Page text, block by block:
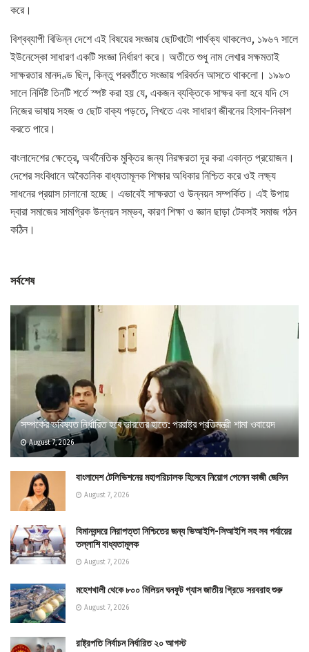
করে।
বিশ্বব্যাপী বিভিন্ন দেশে এই বিষয়ের সংজ্ঞায় ছোটখাটো পার্থক্য থাকলেও, ১৯৬৭ সালে
ইউনেস্কো সাধারণ একটি সংজ্ঞা নির্ধারণ করে। অতীতে শুধু নাম লেখার সক্ষমতাই
সাক্ষরতার মানদণ্ড ছিল, কিন্তু পরবর্তীতে সংজ্ঞায় পরিবর্তন আসতে থাকলো। ১৯৯৩
সালে নির্দিষ্ট তিনটি শর্তে স্পষ্ট করা হয় যে, একজন ব্যক্তিকে সাক্ষর বলা হবে যদি সে
নিজের ভাষায় সহজ ও ছোট বাক্য পড়তে, লিখতে এবং সাধারণ জীবনের হিসাব-নিকাশ
করতে পারে।
বাংলাদেশের ক্ষেত্রে, অর্থনৈতিক মুক্তির জন্য নিরক্ষরতা দূর করা একান্ত প্রয়োজন।
দেশের সংবিধানে অবৈতনিক বাধ্যতামূলক শিক্ষার অধিকার নিশ্চিত করে ওই লক্ষ্য
সাধনের প্রয়াস চালানো হচ্ছে। এভাবেই সাক্ষরতা ও উন্নয়ন সম্পর্কিত। এই উপায়
দ্বারা সমাজের সামগ্রিক উন্নয়ন সম্ভব, কারণ শিক্ষা ও জ্ঞান ছাড়া টেকসই সমাজ গঠন
কঠিন।
সর্বশেষ
সম্পর্কের ভবিষ্যত নির্ধারিত হবে ভারতের হাতে: পররাষ্ট্র প্রতিমন্ত্রী শামা ওবায়েদ
August 7, 2026
বাংলাদেশ টেলিভিশনের মহাপরিচালক হিসেবে নিয়োগ পেলেন কাজী জেসিন
August 7, 2026
বিমানবন্দরে নিরাপত্তা নিশ্চিতের জন্য ভিআইপি-সিআইপি সহ সব পর্যায়ের
তল্লাশি বাধ্যতামূলক
August 7, 2026
মহেশখালী থেকে ৮০০ মিলিয়ন ঘনফুট গ্যাস জাতীয় গ্রিডে সরবরাহ শুরু
August 7, 2026
রাষ্ট্রপতি নির্বাচন নির্ধারিত ২০ আগস্ট